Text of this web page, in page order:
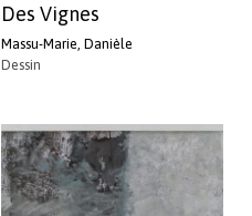
Des Vignes
Massu-Marie, Danièle
Dessin